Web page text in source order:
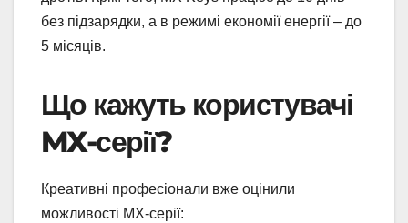
без підзарядки, а в режимі економії енергії – до
5 місяців.
Що кажуть користувачі
MX-серії?
Креативні професіонали вже оцінили
можливості MX-серії: